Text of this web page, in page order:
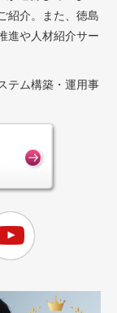
紹介。また、徳島
進や人材紹介サー
テム構築・運用事